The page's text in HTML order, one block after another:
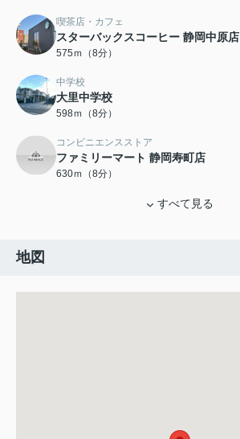
喫茶店・カフェ
スターバックスコーヒー 静岡中原店
575ｍ（8分）
中学校
大里中学校
598ｍ（8分）
コンビニエンスストア
ファミリーマート 静岡寿町店
630ｍ（8分）
すべて見る
地図